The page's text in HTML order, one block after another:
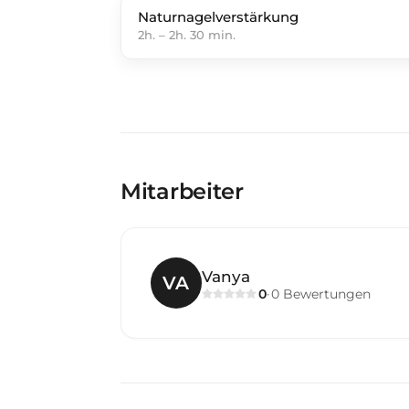
Naturnagelverstärkung
2h. – 2h. 30 min.
Mitarbeiter
VA Vanya
0·0 Bewertungen